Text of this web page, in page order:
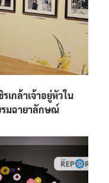
เกล้าเจ้าอยู่หัวใน
รมฉายาลักษณ์